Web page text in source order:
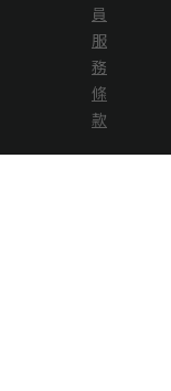
員
服
務
條
款